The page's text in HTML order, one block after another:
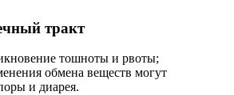
тракт
тошноты и рвоты;
обмена веществ могут
и диарея.